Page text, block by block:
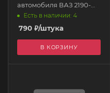
автомобиля ВАЗ 2190-
2192-2195, (7- лопастей)
2190-1308010 ПЛАСТИК
Есть в наличии: 4
790 ₽/штука
В КОРЗИНУ